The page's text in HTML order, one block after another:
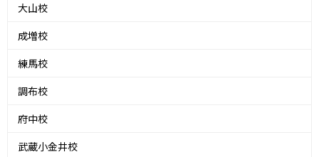
大山校
成増校
練馬校
調布校
府中校
武蔵小金井校